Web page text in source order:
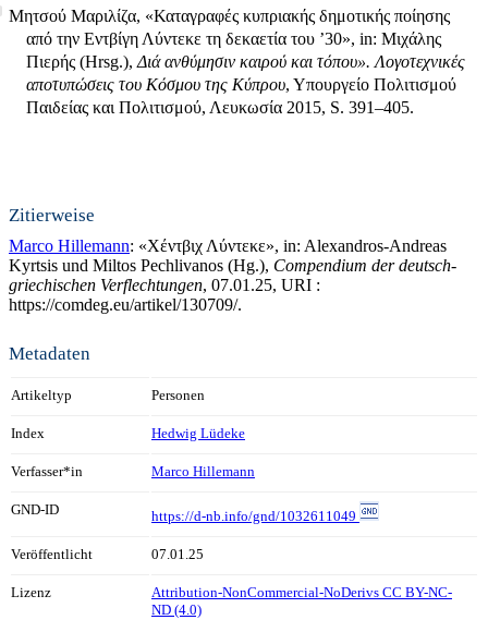
Μητσού Μαριλίζα, «Καταγραφές κυπριακής δημοτικής ποίησης
από την Εντβίγη Λύντεκε τη δεκαετία του ’30», in: Μιχάλης
Πιερής (Hrsg.), Διά ανθύμησιν καιρού και τόπου». Λογοτεχνικές
αποτυπώσεις του Κόσμου της Κύπρου, Υπουργείο Πολιτισμού
Παιδείας και Πολιτισμού, Λευκωσία 2015, S. 391–405.
Zitierweise
Marco Hillemann: «Χέντβιχ Λύντεκε», in: Alexandros-Andreas
Kyrtsis und Miltos Pechlivanos (Hg.), Compendium der deutsch-
griechischen Verflechtungen, 07.01.25, URI :
https://comdeg.eu/artikel/130709/.
Metadaten
Artikeltyp Personen
Index Hedwig Lüdeke
Verfasser*in Marco Hillemann
GND-ID https://d-nb.info/gnd/1032611049
Veröffentlicht 07.01.25
Lizenz
Attribution-NonCommercial-NoDerivs CC BY-NC-
ND (4.0)